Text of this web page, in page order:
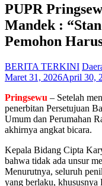
PUPR
Mandek :
Pemohon
BERITA TERKINI
Maret 31, 2026April 30,
Pringsewu – Setelah
penerbitan Persetujuan
Umum dan Perumahan
akhirnya angkat bicara.
Kepala Bidang Cipta
bahwa tidak ada unsur
Menurutnya, seluruh
yang berlaku, khususnya